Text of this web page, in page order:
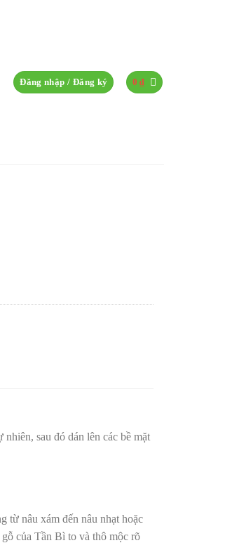
Đăng nhập / Đăng ký 0₫
sau đó dán lên các bề mặt
từ nâu xám đến nâu nhạt hoặc
của Tần Bì to và thô mộc rõ